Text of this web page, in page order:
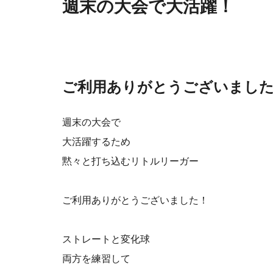
週末の大会で大活躍！
ご利用ありがとうございまし
週末の大会で
大活躍するため
黙々と打ち込むリトルリーガー
ご利用ありがとうございました！
ストレートと変化球
両方を練習して